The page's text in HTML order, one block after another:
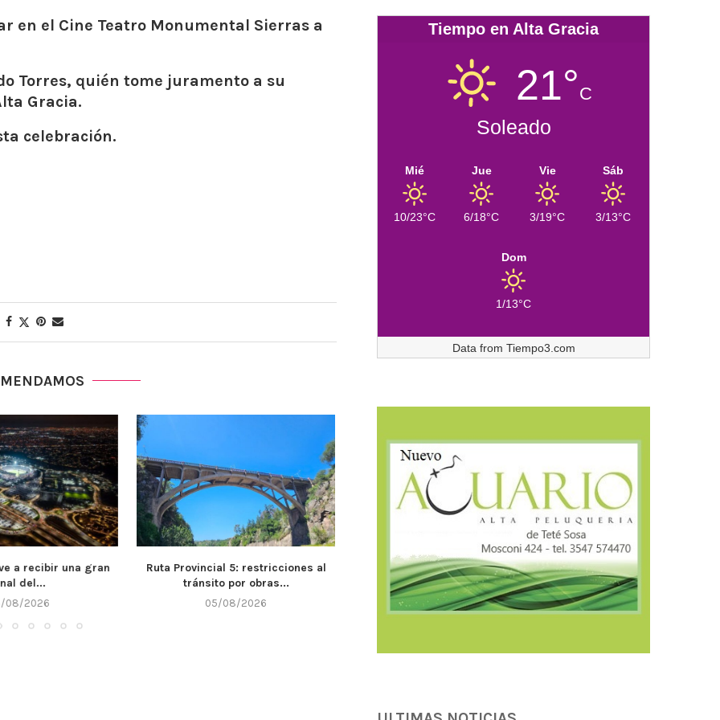
en el Cine Teatro Monumental Sierras a
Torres, quién tome juramento a su
Gracia.
celebración.
5: restricciones al
por obras...
08/2026
El IPET 132 de Alta Gracia recibió
$7...
05/08/2026
AMBIENTE: ÚLTIMOS DÍAS PARA
CONCLUIR TAREAS DE PODA
04/08/2026
Llaryora anunció una
$3.500 millones
04/08/2026
Tiempo en Alta Gracia
21°C
Soleado
Mié
10/23°C
Jue
6/18°C
Vie
3/19°C
Sáb
3/13°C
Dom
1/13°C
Data from Tiempo3.com